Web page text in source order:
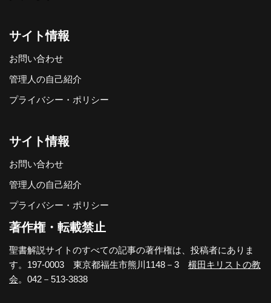
サイト情報
お問い合わせ
管理人の自己紹介
プライバシー・ポリシー
サイト情報
お問い合わせ
管理人の自己紹介
プライバシー・ポリシー
著作権・転載禁止
聖書解説サイトのすべての記事の著作権は、投稿者にありま
す。197-0003 東京都福生市熊川1148－3 横田キリストの教
会。042－513-3838